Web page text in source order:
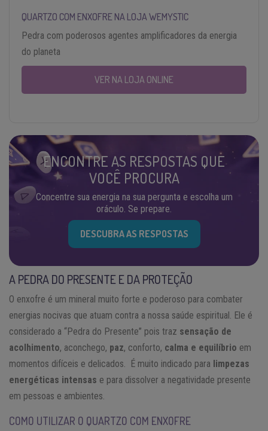
QUARTZO COM ENXOFRE NA LOJA WEMYSTIC
Pedra com poderosos agentes amplificadores da energia
do planeta
VER NA LOJA ONLINE
ENCONTRE AS RESPOSTAS QUE
VOCÊ PROCURA
Concentre sua energia na sua pergunta e escolha um
oráculo. Se prepare.
DESCUBRA AS RESPOSTAS
A PEDRA DO PRESENTE E DA PROTEÇÃO
O enxofre é um mineral muito forte e poderoso para combater
energias nocivas que atuam contra a nossa saúde espiritual. Ele é
considerado a “Pedra do Presente” pois traz sensação de
acolhimento, aconchego, paz, conforto, calma e equilíbrio em
momentos difíceis e delicados. É muito indicado para limpezas
energéticas intensas e para dissolver a negatividade presente
em pessoas e ambientes.
COMO UTILIZAR O QUARTZO COM ENXOFRE